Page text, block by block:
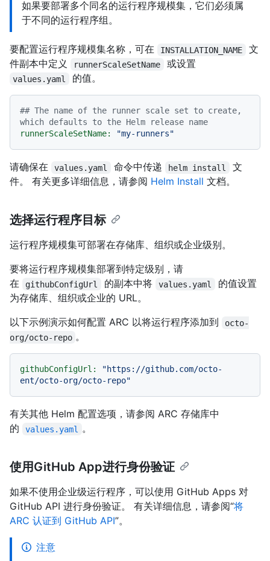
如果要部署多个同名的运行程序规模集，它们必须属
于不同的运行程序组。
要配置运行程序规模集名称，可在 INSTALLATION_NAME
文
件副本中定义
runnerScaleSetName 或设置
values.yaml 的值。
## The name of the runner scale set to create,
which defaults to the Helm release name
runnerScaleSetName:
"my-runners"
请确保在 values.yaml 命令中传递 helm install
文
件。 有关更多详细信息，请参阅 Helm Install 文档。
选择运行程序目标
运行程序规模集可部署在存储库、组织或企业级别。
要将运行程序规模集部署到特定级别，请
在
githubConfigUrl 的副本中将 values.yaml
的值设置
为存储库、组织或企业的 URL。
以下示例演示如何配置 ARC 以将运行程序添加到
octo-
org/octo-repo 。
githubConfigUrl:
"https://github.com/octo-
ent/octo-org/octo-repo"
有关其他 Helm 配置选项，请参阅 ARC 存储库中
的
values.yaml 。
使用GitHub App进行身份验证
如果不使用企业级运行程序，可以使用 GitHub Apps 对
GitHub API 进行身份验证。 有关详细信息，请参阅“将
ARC 认证到 GitHub API”。
注意